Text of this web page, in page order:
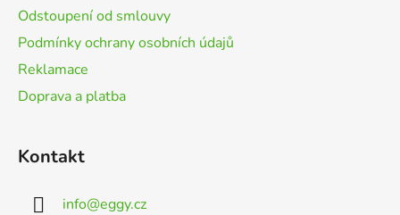
Odstoupení od smlouvy
Podmínky ochrany osobních údajů
Reklamace
Doprava a platba
Kontakt
info@eggy.cz